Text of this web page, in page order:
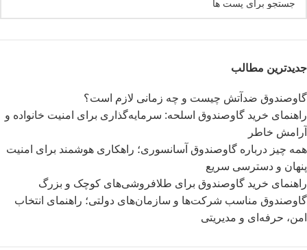
جدیدترین مطالب
گاوصندوق ضدآتش چیست و چه زمانی لازم است؟
راهنمای خرید گاوصندوق اسلحه: سرمایه‌گذاری برای امنیت خانواده و
آرامش خاطر
همه چیز درباره گاوصندوق آسانسوری؛ راهکاری هوشمند برای امنیت
پنهان و دسترسی سریع
راهنمای خرید گاوصندوق برای طلافروشی‌های کوچک و بزرگ
گاوصندوق مناسب شرکت‌ها و سازمان‌های دولتی؛ راهنمای انتخاب
امن، حرفه‌ای و مدیریتی